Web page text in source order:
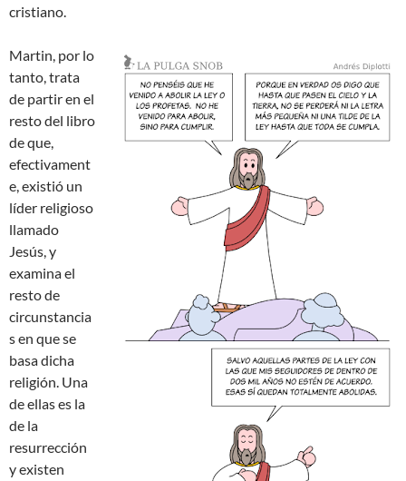
cristiano.
Martin, por lo
tanto, trata
de partir en el
resto del libro
de que,
efectivament
e, existió un
líder religioso
llamado
Jesús, y
examina el
resto de
circunstancia
s en que se
basa dicha
religión. Una
de ellas es la
de la
resurrección
y existen